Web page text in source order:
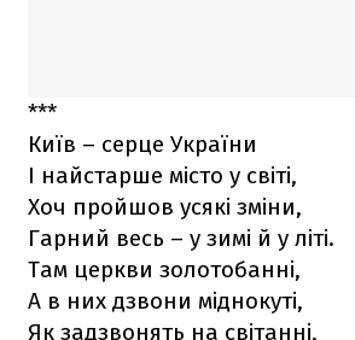
***
Київ – серце України
I найстарше місто у світі,
Хоч пройшов усякі зміни,
Гарний весь – у зимі й у літі.
Там церкви золотобанні,
А в них дзвони міднокуті,
Як задзвонять на світанні,